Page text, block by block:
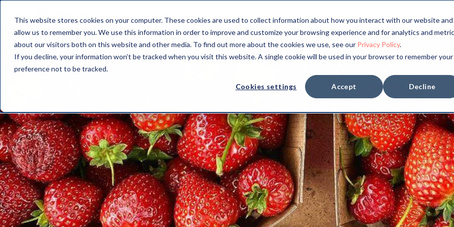
This website stores cookies on your computer. These cookies are used to collect information about how you interact with our website and
allow us to remember you. We use this information in order to improve and customize your browsing experience and for analytics and
about our visitors both on this website and other media. To find out more about the cookies we use, see our Privacy Policy.
If you decline, your information won’t be tracked when you visit this website. A single cookie will be used in your browser to remember your
preference not to be tracked.
Cookies settings Accept Decline